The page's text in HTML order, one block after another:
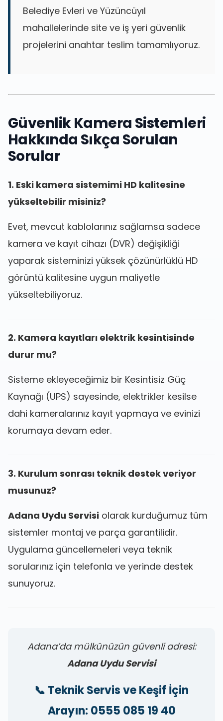
Belediye Evleri ve Yüzüncüyıl
mahallelerinde site ve iş yeri güvenlik
projelerini anahtar teslim tamamlıyoruz.
Güvenlik Kamera Sistemleri
Hakkında Sıkça Sorulan
Sorular
1. Eski kamera sistemimi HD kalitesine
yükseltebilir misiniz?
Evet, mevcut kablolarınız sağlamsa sadece
kamera ve kayıt cihazı (DVR) değişikliği
yaparak sisteminizi yüksek çözünürlüklü HD
görüntü kalitesine uygun maliyetle
yükseltebiliyoruz.
2. Kamera kayıtları elektrik kesintisinde
durur mu?
Sisteme ekleyeceğimiz bir Kesintisiz Güç
Kaynağı (UPS) sayesinde, elektrikler kesilse
dahi kameralarınız kayıt yapmaya ve evinizi
korumaya devam eder.
3. Kurulum sonrası teknik destek veriyor
musunuz?
Adana Uydu Servisi olarak kurduğumuz tüm
sistemler montaj ve parça garantilidir.
Uygulama güncellemeleri veya teknik
sorularınız için telefonla ve yerinde destek
sunuyoruz.
Adana’da mülkünüzün güvenli adresi:
Adana Uydu Servisi
📞 Teknik Servis ve Keşif İçin
Arayın: 0555 085 19 40